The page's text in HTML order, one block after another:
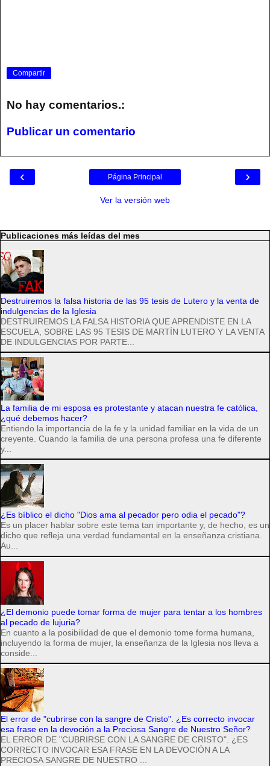
Compartir
No hay comentarios.:
Publicar un comentario
‹ ›
Página Principal
Ver la versión web
Publicaciones más leídas del mes
Destruiremos la falsa historia de las 95 tesis de Lutero y la venta de
indulgencias de la Iglesia
DESTRUIREMOS LA FALSA HISTORIA QUE APRENDISTE EN LA
ESCUELA, SOBRE LAS 95 TESIS DE MARTÍN LUTERO Y LA VENTA
DE INDULGENCIAS POR PARTE...
La familia de mi esposa es protestante y atacan nuestra fe católica,
¿qué debemos hacer?
Entiendo la importancia de la fe y la unidad familiar en la vida de un
creyente. Cuando la familia de una persona profesa una fe diferente
y...
¿Es bíblico el dicho "Dios ama al pecador pero odia el pecado"?
Es un placer hablar sobre este tema tan importante y, de hecho, es un
dicho que refleja una verdad fundamental en la enseñanza cristiana.
Au...
¿El demonio puede tomar forma de mujer para tentar a los hombres
al pecado de lujuria?
En cuanto a la posibilidad de que el demonio tome forma humana,
incluyendo la forma de mujer, la enseñanza de la Iglesia nos lleva a
conside...
El error de "cubrirse con la sangre de Cristo". ¿Es correcto invocar
esa frase en la devoción a la Preciosa Sangre de Nuestro Señor?
EL ERROR DE "CUBRIRSE CON LA SANGRE DE CRISTO". ¿ES
CORRECTO INVOCAR ESA FRASE EN LA DEVOCIÓN A LA
PRECIOSA SANGRE DE NUESTRO ...